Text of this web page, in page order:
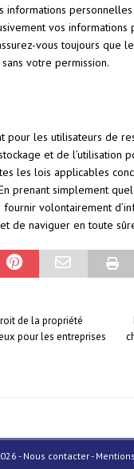
vos
vous toujours que
votre permission.
pour les utilisateurs de
et de l’utilisation
les lois applicables
prenant simplement
volontairement
de naviguer en toute
de la propriété
pour les entreprises
- Nous contacter -